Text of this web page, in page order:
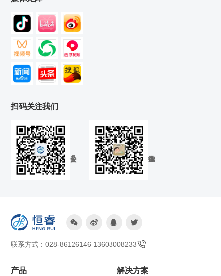
扫码关注我们
   
联系方式：028-86126146 13608008233
产品 解决方案